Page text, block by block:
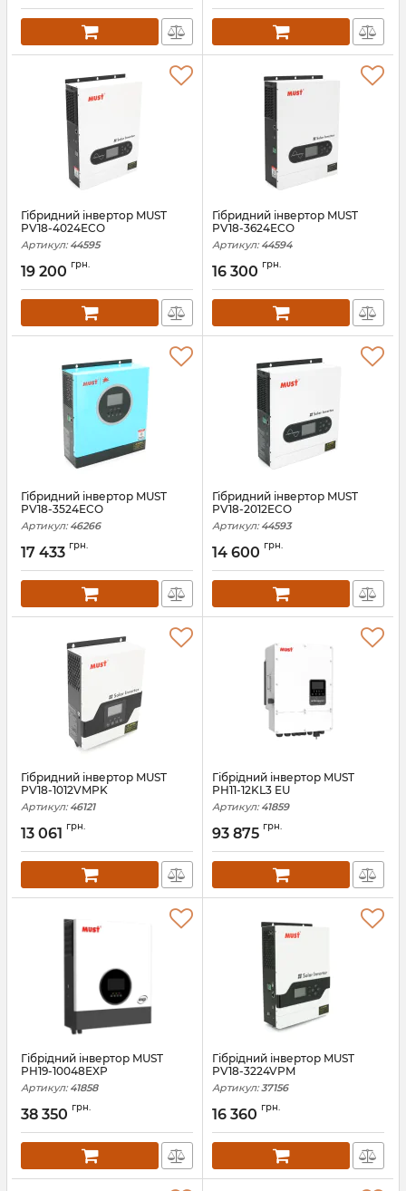
Гібридний інвертор MUST
PV18-4024ECO
Артикул: 44595
19 200 грн.
Гібридний інвертор MUST
PV18-3624ECO
Артикул: 44594
16 300 грн.
Гібридний інвертор MUST
PV18-3524ECO
Артикул: 46266
17 433 грн.
Гібридний інвертор MUST
PV18-2012ECO
Артикул: 44593
14 600 грн.
Гібридний інвертор MUST
PV18-1012VMPK
Артикул: 46121
13 061 грн.
Гiбрiдний інвертор MUST
PH11-12KL3 EU
Артикул: 41859
93 875 грн.
Гiбрiдний інвертор MUST
PH19-10048EXP
Артикул: 41858
38 350 грн.
Гiбрiдний інвертор MUST
PV18-3224VPM
Артикул: 37156
16 360 грн.